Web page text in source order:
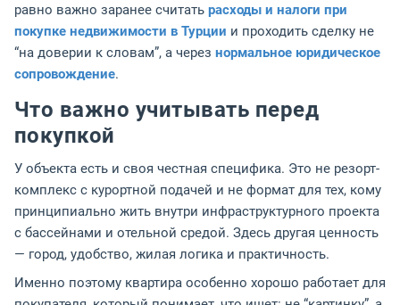
равно важно заранее считать расходы и налоги при
покупке недвижимости в Турции и проходить сделку не
“на доверии к словам”, а через нормальное юридическое
сопровождение.
Что важно учитывать перед
покупкой
У объекта есть и своя честная специфика. Это не резорт-
комплекс с курортной подачей и не формат для тех, кому
принципиально жить внутри инфраструктурного проекта
с бассейнами и отельной средой. Здесь другая ценность
— город, удобство, жилая логика и практичность.
Именно поэтому квартира особенно хорошо работает для